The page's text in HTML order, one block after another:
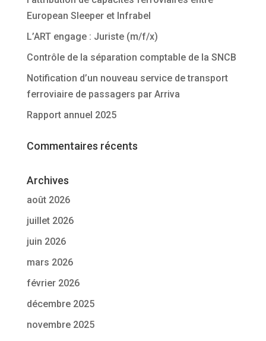
European Sleeper et Infrabel
L’ART engage : Juriste (m/f/x)
Contrôle de la séparation comptable de la SNCB
Notification d’un nouveau service de transport
ferroviaire de passagers par Arriva
Rapport annuel 2025
Commentaires récents
Archives
août 2026
juillet 2026
juin 2026
mars 2026
février 2026
décembre 2025
novembre 2025